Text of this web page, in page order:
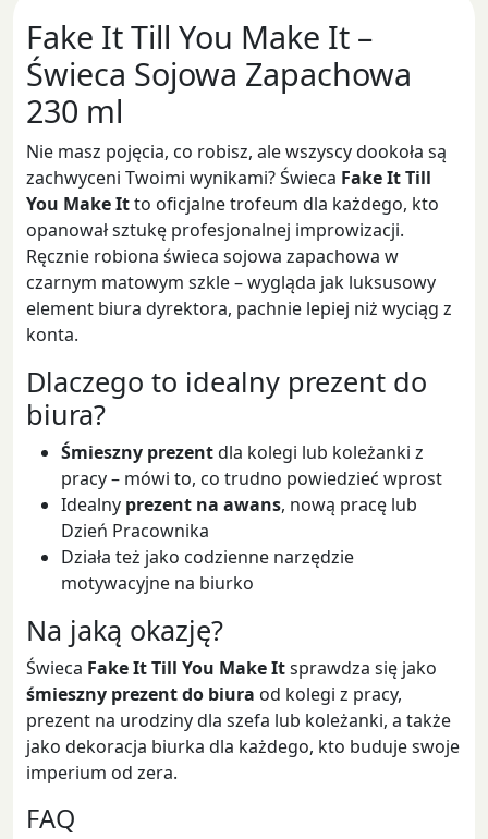
Fake It Till You Make It –
Świeca Sojowa Zapachowa
230 ml
Nie masz pojęcia, co robisz, ale wszyscy dookoła są
zachwyceni Twoimi wynikami? Świeca Fake It Till
You Make Itto oficjalne trofeum dla każdego, kto
opanował sztukę profesjonalnej improwizacji.
Ręcznie robiona świeca sojowa zapachowa w
czarnym matowym szkle – wygląda jak luksusowy
element biura dyrektora, pachnie lepiej niż wyciąg z
konta.
Dlaczego to idealny prezent do
biura?
Śmieszny prezentdla kolegi lub koleżanki z
pracy – mówi to, co trudno powiedzieć wprost
Idealny prezent na awans, nową pracę lub
Dzień Pracownika
Działa też jako codzienne narzędzie
motywacyjne na biurko
Na jaką okazję?
Świeca Fake It Till You Make Itsprawdza się jako
śmieszny prezent do biura od kolegi z pracy,
prezent na urodziny dla szefa lub koleżanki, a także
jako dekoracja biurka dla każdego, kto buduje swoje
imperium od zera.
FAQ